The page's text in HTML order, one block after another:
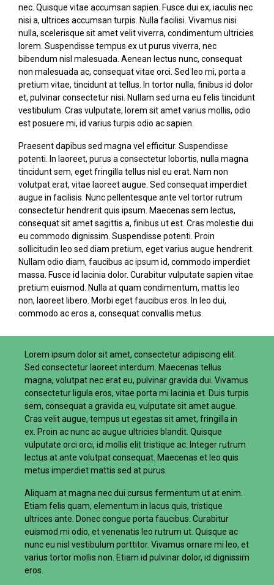
nec. Quisque vitae accumsan sapien. Fusce dui ex, iaculis nec
nisi a, ultrices accumsan turpis. Nulla facilisi. Vivamus nisi
nulla, scelerisque sit amet velit viverra, condimentum ultricies
lorem. Suspendisse tempus ex ut purus viverra, nec
bibendum nisl malesuada. Aenean lectus nunc, consequat
non malesuada ac, consequat vitae orci. Sed leo mi, porta a
pretium vitae, tincidunt at tellus. In tortor nulla, finibus id dolor
et, pulvinar consectetur nisi. Nullam sed urna eu felis tincidunt
vestibulum. Cras vulputate, lorem sit amet varius mollis, odio
est posuere mi, id varius turpis odio ac sapien.
Praesent dapibus sed magna vel efficitur. Suspendisse
potenti. In laoreet, purus a consectetur lobortis, nulla magna
tincidunt sem, eget fringilla tellus nisl eu erat. Nam non
volutpat erat, vitae laoreet augue. Sed consequat imperdiet
augue in facilisis. Nunc pellentesque ante vel tortor rutrum
consectetur hendrerit quis ipsum. Maecenas sem lectus,
consequat sit amet sagittis a, finibus ut est. Cras molestie dui
eu commodo dignissim. Suspendisse potenti. Proin
sollicitudin leo sed diam pretium, eget varius augue hendrerit.
Nullam odio diam, faucibus ac ipsum id, commodo imperdiet
massa. Fusce id lacinia dolor. Curabitur vulputate sapien vitae
pretium euismod. Nulla at quam condimentum, mattis leo
non, laoreet libero. Morbi eget faucibus eros. In leo dui,
commodo ac eros a, consequat convallis metus.
Lorem ipsum dolor sit amet, consectetur adipiscing elit.
Sed consectetur laoreet interdum. Maecenas tellus
magna, volutpat nec erat eu, pulvinar gravida dui. Vivamus
consectetur ligula eros, vitae porta mi lacinia et. Duis turpis
sem, consequat a gravida eu, vulputate sit amet augue.
Cras velit augue, tempus ut egestas sit amet, fringilla in
ex. Proin ac nunc ac augue ultricies blandit. Quisque
vulputate orci orci, id mollis elit tristique ac. Integer rutrum
lectus at ante volutpat consequat. Maecenas et leo quis
metus imperdiet mattis sed at purus.
Aliquam at magna nec dui cursus fermentum ut at enim.
Etiam felis quam, elementum in lacus quis, tristique
ultrices ante. Donec congue porta faucibus. Curabitur
euismod mi odio, et venenatis leo rutrum ut. Quisque ac
nunc eu nisl vestibulum porttitor. Vivamus ornare mi leo, et
varius tortor mollis non. Etiam id pulvinar dolor, id dignissim
eros.